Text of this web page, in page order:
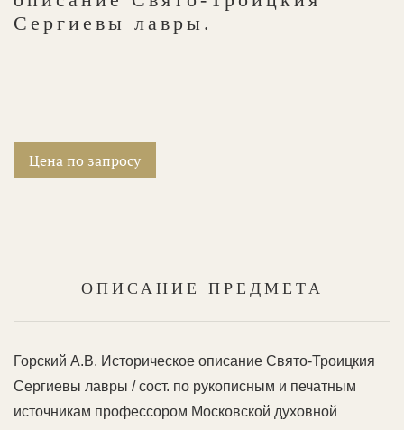
Сергиевы лавры.
Цена по запросу
ОПИСАНИЕ ПРЕДМЕТА
Горский А.В. Историческое описание Свято-Троицкия
Сергиевы лавры / сост. по рукописным и печатным
источникам профессором Московской духовной